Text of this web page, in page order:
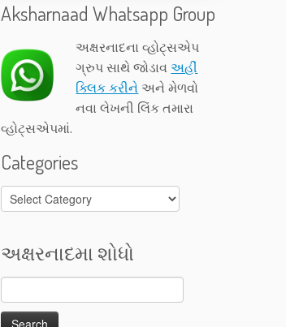
Aksharnaad Whatsapp Group
અક્ષરનાદના વ્હોટ્સએપ
ગ્રુપ સાથે જોડાવઅહીં
ક્લિક કરીને અને મેળવો
નવા લેખની લિંક તમારા
વ્હોટ્સએપમાં.
Categories
Categories
અક્ષરનાદમા શોધો